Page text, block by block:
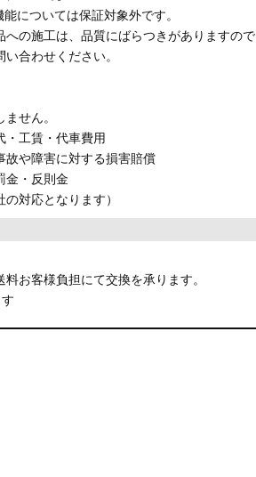
については保証対象外です。
の施工は、品質にばらつきがありますので
合わせください。
せん。
・工賃・代車費用
故や障害に対する損害賠償
金・反則金
対応となります）
お客様負担にて交換を承ります。